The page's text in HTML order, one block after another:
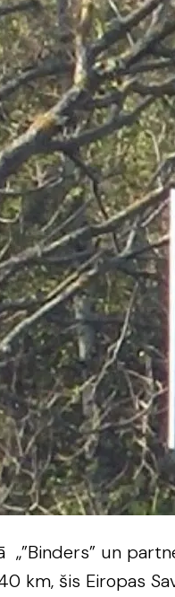
„”Binders” un
km, šis Eiropas